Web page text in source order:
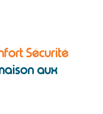
Sécurité
aux